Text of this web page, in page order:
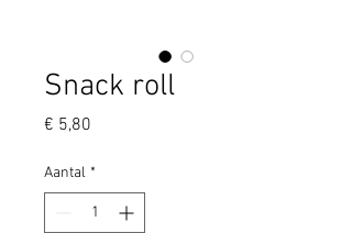
Snack roll
€ 5,80
Aantal *